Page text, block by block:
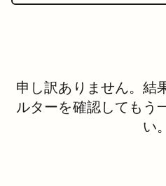
申し訳ありません。結
ルターを確認してもう
い。